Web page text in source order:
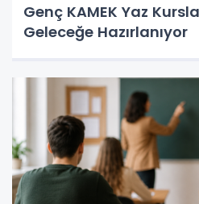
Genç KAMEK Yaz
Geleceğe Hazırlanıyor